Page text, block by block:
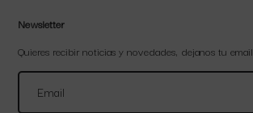
Newsletter
Quieres recibir noticias y novedades, dejanos tu email.